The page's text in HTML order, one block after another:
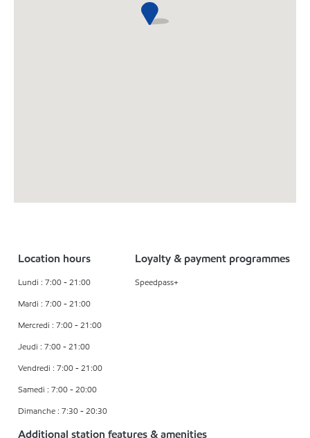
Location hours
Lundi : 7:00 - 21:00
Mardi : 7:00 - 21:00
Mercredi : 7:00 - 21:00
Jeudi : 7:00 - 21:00
Vendredi : 7:00 - 21:00
Samedi : 7:00 - 20:00
Dimanche : 7:30 - 20:30
Loyalty & payment programmes
Speedpass+
Additional station features & amenities